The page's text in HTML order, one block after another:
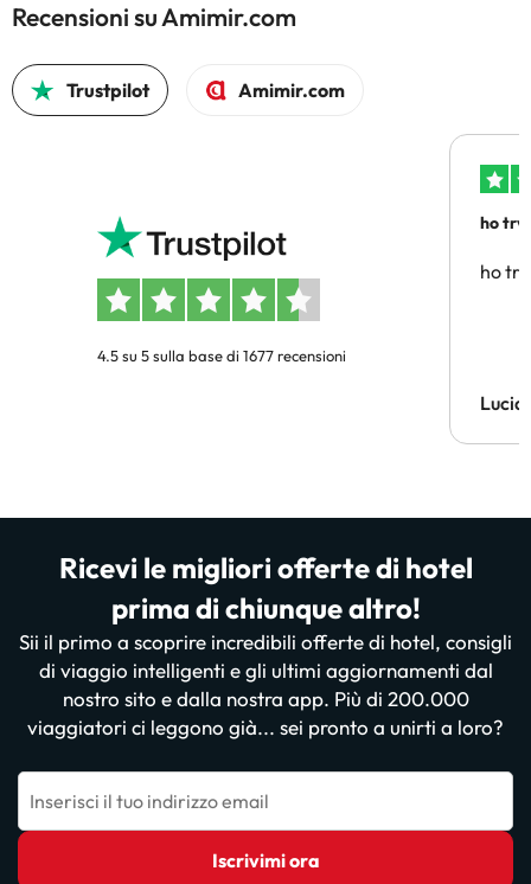
Recensioni su Amimir.com
Trustpilot Amimir.com
4.5 su 5 sulla base di 1677 recensioni
ho
ho
Lucia
Ricevi le migliori offerte di hotel
prima di chiunque altro!
Sii il primo a scoprire incredibili offerte di hotel, consigli
di viaggio intelligenti e gli ultimi aggiornamenti dal
nostro sito e dalla nostra app. Più di 200.000
viaggiatori ci leggono già... sei pronto a unirti a loro?
Inserisci il tuo indirizzo email
Iscrivimi ora